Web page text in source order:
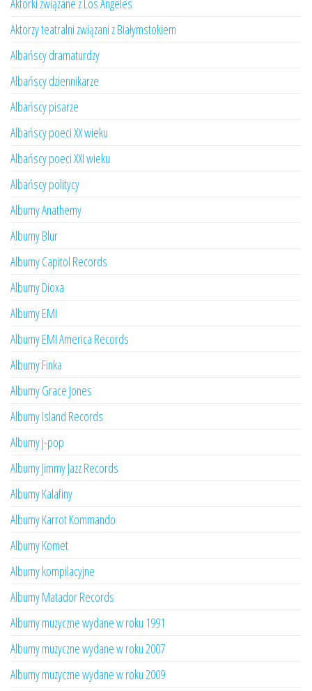
Aktorki związane z Los Angeles
Aktorzy teatralni związani z Białymstokiem
Albańscy dramaturdzy
Albańscy dziennikarze
Albańscy pisarze
Albańscy poeci XX wieku
Albańscy poeci XXI wieku
Albańscy politycy
Albumy Anathemy
Albumy Blur
Albumy Capitol Records
Albumy Dioxa
Albumy EMI
Albumy EMI America Records
Albumy Finka
Albumy Grace Jones
Albumy Island Records
Albumy j-pop
Albumy Jimmy Jazz Records
Albumy Kalafiny
Albumy Karrot Kommando
Albumy Komet
Albumy kompilacyjne
Albumy Matador Records
Albumy muzyczne wydane w roku 1991
Albumy muzyczne wydane w roku 2007
Albumy muzyczne wydane w roku 2009